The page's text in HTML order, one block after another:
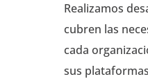
Realizamos
cubren las
cada
sus